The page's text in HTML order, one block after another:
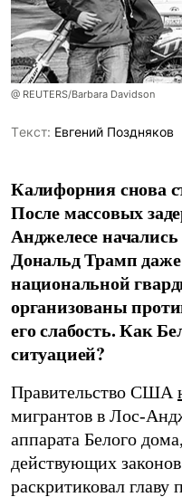
@ REUTERS/Barbara Davidson
Tекст: Евгений Поздняков
Калифорния снова
После массовых
Анджелесе
Дональд Трамп даже
национальной
организованы
его слабость. Как
ситуацией?
Правительство США
мигрантов в Лос-
аппарата Белого
действующих
раскритиковал